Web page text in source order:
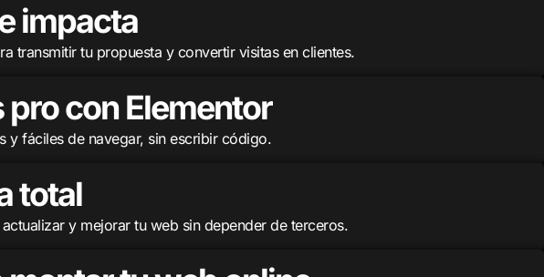
impacta
transmitir tu propuesta y convertir visitas en clientes.
pro con Elementor
y fáciles de navegar, sin escribir código.
total
y mejorar tu web sin depender de terceros.